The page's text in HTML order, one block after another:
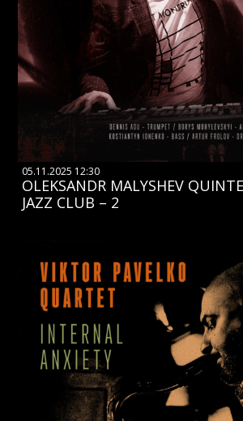
05.11.2025 12:30
OLEKSANDR MALYSHEV
JAZZ CLUB – 2